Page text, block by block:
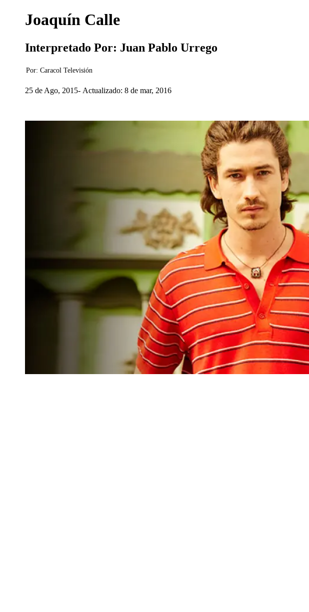
Joaquín Calle
Interpretado Por: Juan Pablo Urrego
Por: Caracol Televisión
25 de Ago, 2015 Actualizado: 8 de mar, 2016